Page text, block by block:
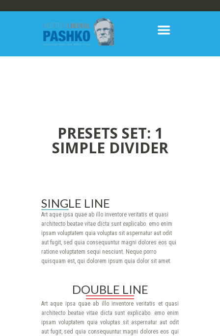
PRESETS SET: 1
SIMPLE DIVIDER
SINGLE LINE
Art aque ipsa quae ab illo inventore veritatis et quasi
architecto beatae vitae dicta sunt explicabo. emo enim
ipsam voluptatem quia voluptas sit aspernatur aut odit
aut fugit, sed quia consequuntur magni dolores eos qui
ratione voluptatem sequi nesciunt. Neque porro
quisquam est, qui dolorem ipsum quia dolor sit amet.
DOUBLE LINE
Art aque ipsa quae ab illo inventore veritatis et quasi
architecto beatae vitae dicta sunt explicabo. emo enim
ipsam voluptatem quia voluptas sit aspernatur aut odit
aut fugit, sed quia consequuntur magni dolores eos qui